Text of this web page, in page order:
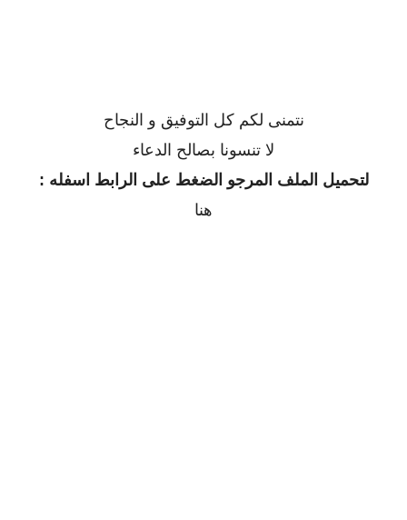
نتمنى لكم كل التوفيق و النجاح
لا تنسونا بصالح الدعاء
لتحميل الملف المرجو الضغط على الرابط اسفله :
هنا